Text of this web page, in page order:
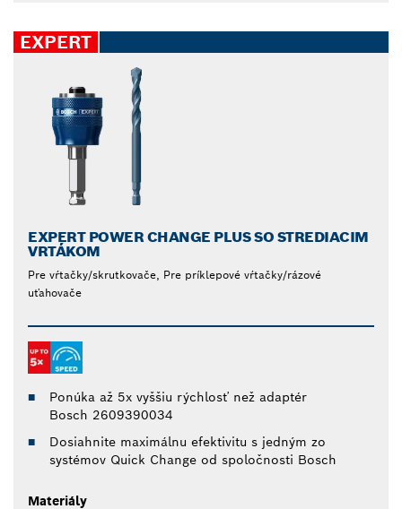
EXPERT
EXPERT POWER CHANGE PLUS SO STREDIACIM
VRTÁKOM
Pre vŕtačky/skrutkovače, Pre príklepové vŕtačky/rázové
uťahovače
Ponúka až 5x vyššiu rýchlosť než adaptér
Bosch 2609390034
Dosiahnite maximálnu efektivitu s jedným zo
systémov Quick Change od spoločnosti Bosch
Materiály